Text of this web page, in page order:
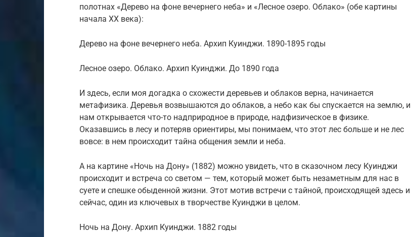
полотнах «Дерево на фоне вечернего неба» и «Лесное озеро. Облако» (обе картины
начала XX века):
Дерево на фоне вечернего неба. Архип Куинджи. 1890-1895 годы
Лесное озеро. Облако. Архип Куинджи. До 1890 года
И здесь, если моя догадка о схожести деревьев и облаков верна, начинается
метафизика. Деревья возвышаются до облаков, а небо как бы спускается на землю, и
нам открывается что-то надприродное в природе, надфизическое в физике.
Оказавшись в лесу и потеряв ориентиры, мы понимаем, что этот лес больше и не лес
вовсе: в нем происходит тайна общения земли и неба.
А на картине «Ночь на Дону» (1882) можно увидеть, что в сказочном лесу Куинджи
происходит и встреча со светом — тем, который может быть незаметным для нас в
суете и спешке обыденной жизни. Этот мотив встречи с тайной, происходящей здесь и
сейчас, один из ключевых в творчестве Куинджи в целом.
Ночь на Дону. Архип Куинджи. 1882 годы